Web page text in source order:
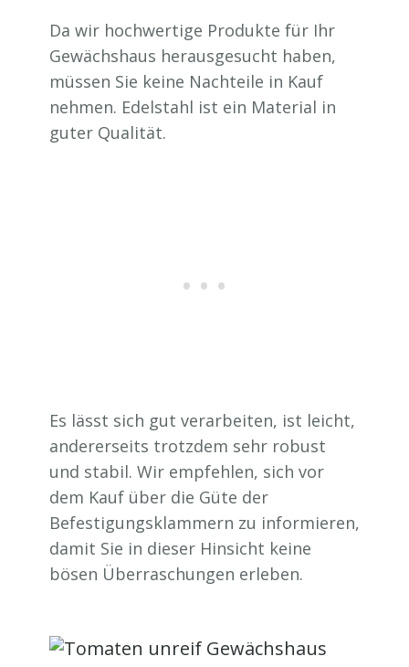
Da wir hochwertige Produkte für Ihr
Gewächshaus herausgesucht haben,
müssen Sie keine Nachteile in Kauf
nehmen. Edelstahl ist ein Material in
guter Qualität.
Es lässt sich gut verarbeiten, ist leicht,
andererseits trotzdem sehr robust
und stabil. Wir empfehlen, sich vor
dem Kauf über die Güte der
Befestigungsklammern zu informieren,
damit Sie in dieser Hinsicht keine
bösen Überraschungen erleben.